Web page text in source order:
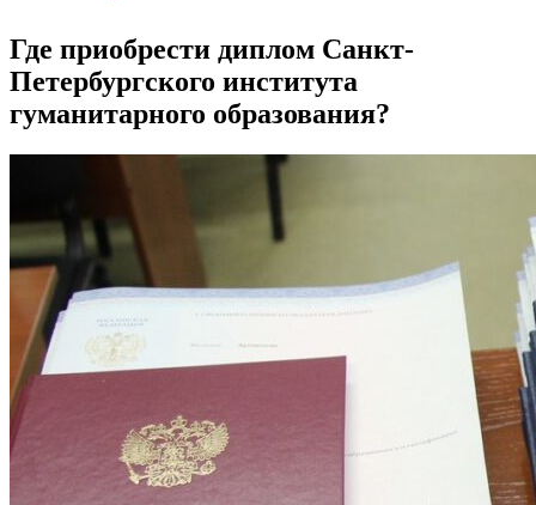
Где приобрести диплом Санкт-
Петербургского института
гуманитарного образования?